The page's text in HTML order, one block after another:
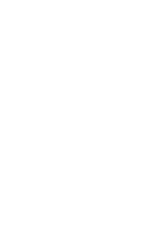
や上司は案
悩から抜ける方
コツ貯金
不仲、誤食）
耳温灸」～煙